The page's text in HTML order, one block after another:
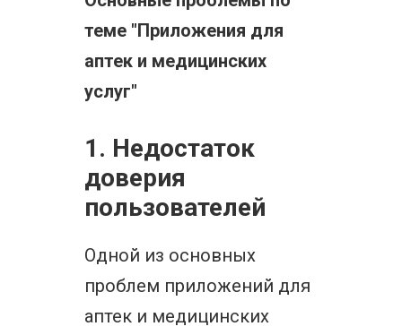
теме "Приложения для
аптек и медицинских
услуг"
1. Недостаток
доверия
пользователей
Одной из основных
проблем приложений для
аптек и медицинских